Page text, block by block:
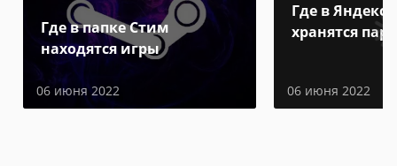
Где в папке Стим
находятся игры
06 июня 2022
Где в Яндекс
хранятся
06 июня 2022